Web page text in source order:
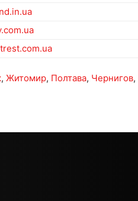
, Житомир, Полтава, Чернигов,